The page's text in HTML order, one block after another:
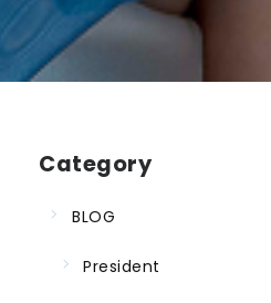
Category
BLOG
President